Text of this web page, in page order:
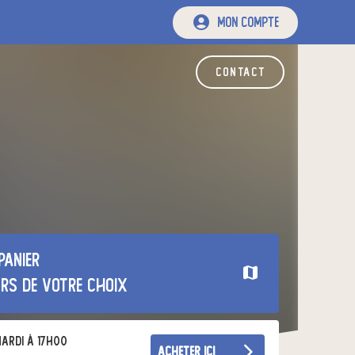
mon compte
contact
de votre choix
à 17h00
acheter ici